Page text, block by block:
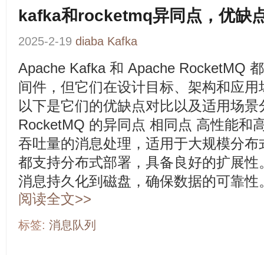
kafka和rocketmq异同点，优缺
2025-2-19 diaba Kafka
Apache Kafka 和 Apache RocketMQ
间件，但它们在设计目标、架构和应
以下是它们的优缺点对比以及适用场
RocketMQ 的异同点 相同点 高性能和
吞吐量的消息处理，适用于大规模分
都支持分布式部署，具备良好的扩展
消息持久化到磁盘，确保数据的可靠性
阅读全文>>
标签: 消息队列